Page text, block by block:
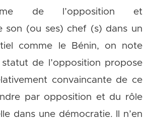
de l’opposition et
son (ou ses) chef (s) dans un
comme le Bénin, on note
de l’opposition propose
convaincante de ce
par opposition et du rôle
dans une démocratie. Il n’en